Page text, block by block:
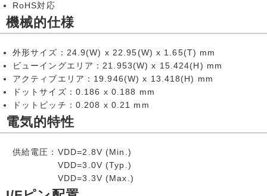
RoHS対応
機械的仕様
外形サイズ：24.9(W) x 22.95(W) x 1.65(T) mm
ビューイングエリア：21.953(W) x 15.424(H) mm
アクティブエリア：19.946(W) x 13.418(H) mm
ドットサイズ：0.186 x 0.188 mm
ドットピッチ：0.208 x 0.21 mm
電気的特性
供給電圧： VDD=2.8V (Min.)
VDD=3.0V (Typ.)
VDD=3.3V (Max.)